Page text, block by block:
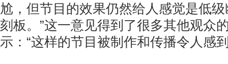
尬，但节目的效果仍然给人感觉是低
刻板。”这一意见得到了很多其他观众
示：“这样的节目被制作和传播令人感